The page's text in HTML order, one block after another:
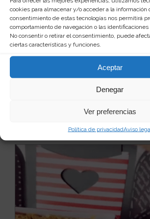
cookies para almacenar y/o acceder a la información
consentimiento de estas tecnologías nos permitirá
comportamiento de navegación o las
No consentir o retirar el consentimiento, puede
ciertas características y funciones.
Aceptar
Denegar
Ver preferencias
Política de privacidadAviso
Joyero Cherry Cake con
Sumérgete en un mundo de dulzura
este joyero con forma de deliciosa
Ver producto